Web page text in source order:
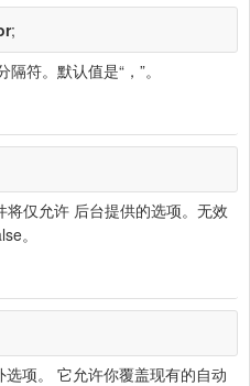
;
符。默认值是“，”。
仅允许 后台提供的选项。无效
。
项。 它允许你覆盖现有的自动